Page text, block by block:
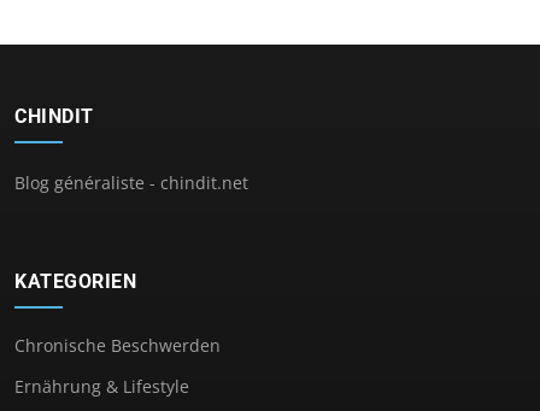
CHINDIT
Blog généraliste - chindit.net
KATEGORIEN
Chronische Beschwerden
Ernährung & Lifestyle